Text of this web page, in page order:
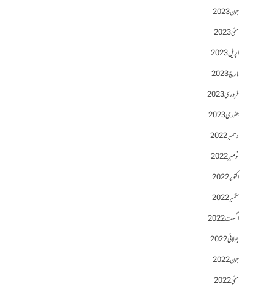
جون 2023
مئی 2023
اپریل 2023
مارچ 2023
فروری 2023
جنوری 2023
دسمبر 2022
نومبر 2022
اکتوبر 2022
ستمبر 2022
اگست 2022
جولائی 2022
جون 2022
مئی 2022